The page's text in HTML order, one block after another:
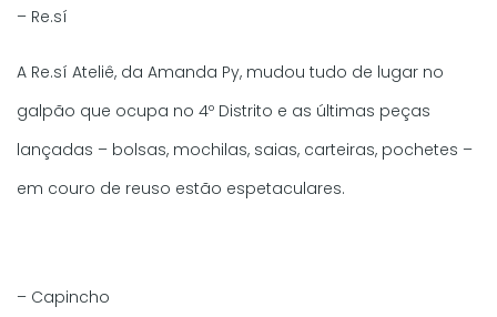
– Re.sí
A Re.sí Ateliê, da Amanda Py, mudou tudo de lugar no
galpão que ocupa no 4º Distrito e as últimas peças
lançadas – bolsas, mochilas, saias, carteiras, pochetes –
em couro de reuso estão espetaculares.
– Capincho